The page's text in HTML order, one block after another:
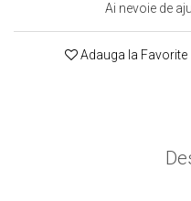
Ai nevoie de
Adauga la Favorite